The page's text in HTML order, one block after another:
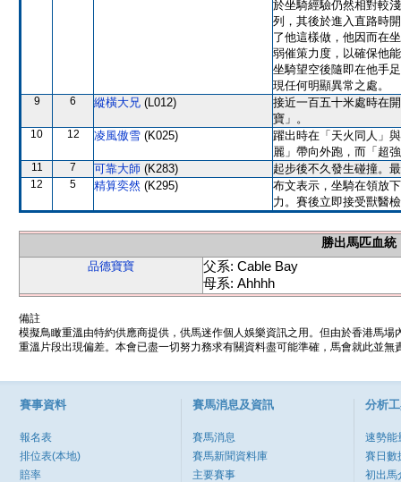
於坐騎經驗仍然相對較
列，其後於進入直路時
了他這樣做，他因而在
弱催策力度，以確保他
坐騎望空後隨即在他手
現任何明顯異常之處。
9 6 縱橫大兄 (L012)
接近一百五十米處時在
寶」。
10 12 凌風傲雪 (K025)
躍出時在「天火同人」
麗」帶向外跑，而「超
11 7 可靠大師 (K283) 起步後不久發生碰撞。
12 5 精算奕然 (K295)
布文表示，坐騎在領放
力。賽後立即接受獸醫
勝出馬匹血統
品德寶寶
父系: Cable Bay
母系: Ahhhh
備註
模擬鳥瞰重溫由特約供應商提供，供馬迷作個人娛樂資訊之用。但由於香港馬
重溫片段出現偏差。本會已盡一切努力務求有關資料盡可能準確，馬會就此並
賽事資料
報名表
排位表(本地)
賠率
賽馬消息及資訊
賽馬消息
賽馬新聞資料庫
主要賽事
分析
速勢能
賽日數
初出馬